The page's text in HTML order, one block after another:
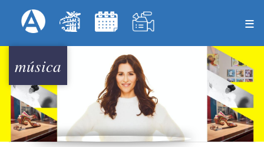
al
principal
Menú Superior
música